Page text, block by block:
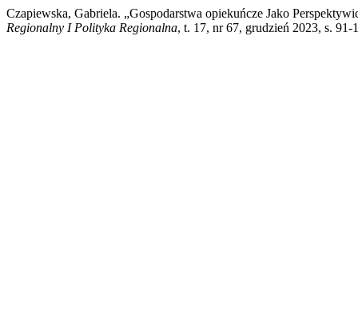
Czapiewska, Gabriela. „Gospodarstwa opiekuńcze Jako
Regionalny I Polityka Regionalna, t. 17, nr 67, grudzień 2023, s.